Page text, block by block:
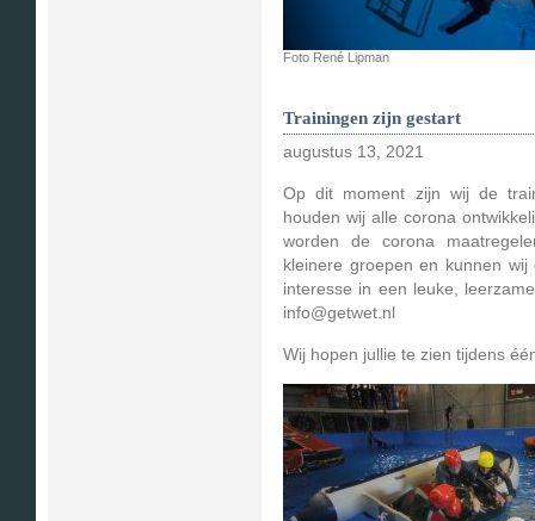
Foto René Lipman
Trainingen zijn gestart
augustus 13, 2021
Op dit moment zijn wij de
houden wij alle corona
worden de corona
kleinere groepen en kunnen
interesse in een leuke,
info@getwet.nl
Wij hopen jullie te zien tijdens